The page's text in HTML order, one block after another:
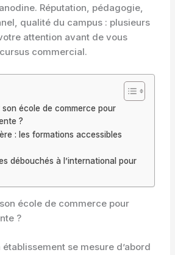
Réputation, pédagogie,
qualité du campus : plusieurs
attention avant de vous
commercial.
école de commerce pour
?
: les formations accessibles
débouchés à l’international pour
école de commerce pour
?
établissement se mesure d’abord